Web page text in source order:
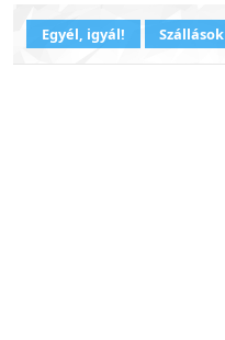
Egyél, igyál! Szállások